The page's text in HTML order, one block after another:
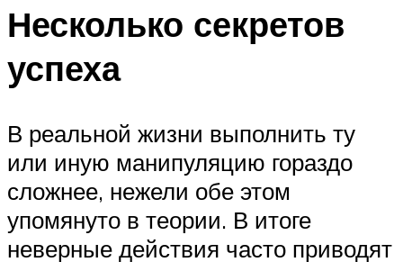
Несколько секретов
успеха
В реальной жизни выполнить ту
или иную манипуляцию гораздо
сложнее, нежели обе этом
упомянуто в теории. В итоге
неверные действия часто приводят